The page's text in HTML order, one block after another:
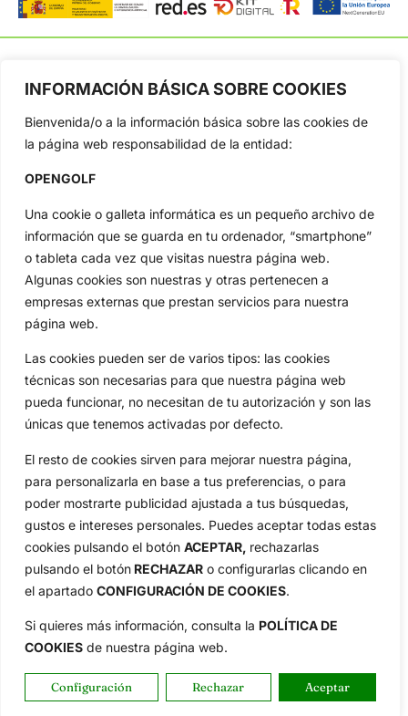
INFORMACIÓN BÁSICA SOBRE COOKIES
Bienvenida/o a la información básica sobre las cookies de
la página web responsabilidad de la entidad:
OPENGOLF
Una cookie o galleta informática es un pequeño archivo de
información que se guarda en tu ordenador, “smartphone”
o tableta cada vez que visitas nuestra página web.
Algunas cookies son nuestras y otras pertenecen a
empresas externas que prestan servicios para nuestra
página web.
Las cookies pueden ser de varios tipos: las cookies
técnicas son necesarias para que nuestra página web
pueda funcionar, no necesitan de tu autorización y son las
únicas que tenemos activadas por defecto.
El resto de cookies sirven para mejorar nuestra página,
para personalizarla en base a tus preferencias, o para
poder mostrarte publicidad ajustada a tus búsquedas,
gustos e intereses personales. Puedes aceptar todas estas
cookies pulsando el botón ACEPTAR, rechazarlas
pulsando el botón RECHAZAR o configurarlas clicando en
el apartado CONFIGURACIÓN DE COOKIES.
Si quieres más información, consulta la POLÍTICA DE
COOKIES de nuestra página web.
Configuración Rechazar Aceptar
OpenGolf ofrece toda la actualidad, información del golf
profesional y amateur, resultados en directo, vídeos, noticias,
Jon Rahm, LIV Golf, PGA Tour, Ryder Cup, DP World Tour, LPGA
Inicio
Actualidad
Amateurs
Circuitos
Especiales
Jon Rahm
Ryder Cup
Reglas
Vídeos
Compañía
Aviso Legal
Política de Privacidad
Política de Cookies
Publicidad
Newsletters
Copyright © 2025 OpenGolf | Diseño por TecnoQuatre